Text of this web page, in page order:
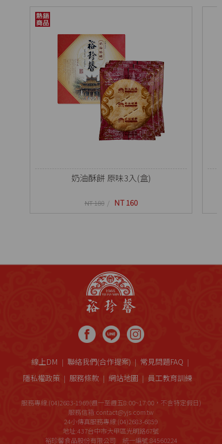
奶油酥餅 原味3入(盒)
NT 180 NT 160
線上DM 聯絡我們(合作提案)
常見問題FAQ
隱私權政策
服務條款 網站地圖 員工教育訓練
服務專線:(04)2683-1969(週一至週五8:00~17:00，不含特定假日)
服務信箱:contact@yjs.com.tw
24小傳真服務專線:(04)2683-6859
地址:437台中市大甲區光明路67號
裕珍馨食品股份有限公司 統一編號:84560224